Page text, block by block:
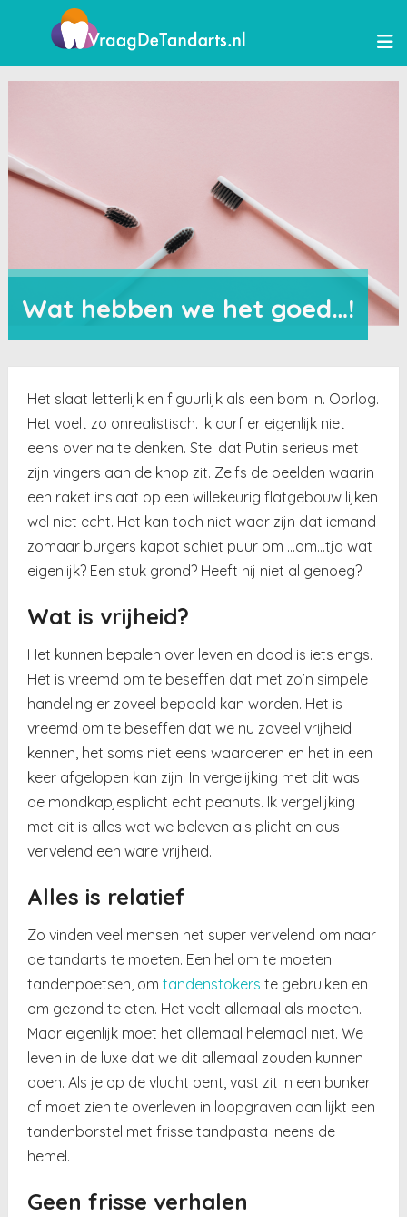
Wat hebben we het goed…!
Het slaat letterlijk en figuurlijk als een bom in. Oorlog.
Het voelt zo onrealistisch. Ik durf er eigenlijk niet
eens over na te denken. Stel dat Putin serieus met
zijn vingers aan de knop zit. Zelfs de beelden waarin
een raket inslaat op een willekeurig flatgebouw lijken
wel niet echt. Het kan toch niet waar zijn dat iemand
zomaar burgers kapot schiet puur om …om…tja wat
eigenlijk? Een stuk grond? Heeft hij niet al genoeg?
Wat is vrijheid?
Het kunnen bepalen over leven en dood is iets engs.
Het is vreemd om te beseffen dat met zo’n simpele
handeling er zoveel bepaald kan worden. Het is
vreemd om te beseffen dat we nu zoveel vrijheid
kennen, het soms niet eens waarderen en het in een
keer afgelopen kan zijn. In vergelijking met dit was
de mondkapjesplicht echt peanuts. Ik vergelijking
met dit is alles wat we beleven als plicht en dus
vervelend een ware vrijheid.
Alles is relatief
Zo vinden veel mensen het super vervelend om naar
de tandarts te moeten. Een hel om te moeten
tandenpoetsen, omtandenstokers te gebruiken en
om gezond te eten. Het voelt allemaal als moeten.
Maar eigenlijk moet het allemaal helemaal niet. We
leven in de luxe dat we dit allemaal zouden kunnen
doen. Als je op de vlucht bent, vast zit in een bunker
of moet zien te overleven in loopgraven dan lijkt een
tandenborstel met frisse tandpasta ineens de
hemel.
Geen frisse verhalen